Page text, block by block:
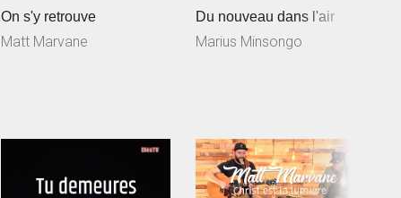
On s'y retrouve
Matt Marvane
Du nouveau dans l'air
Marius Minsongo